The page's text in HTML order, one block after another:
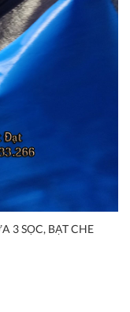
3 SỌC, BẠT CHE